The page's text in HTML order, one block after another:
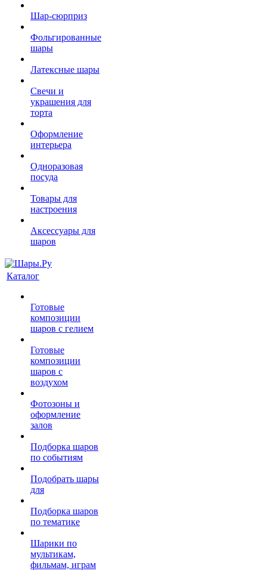
Шар-сюрприз
Фольгированные
шары
Латексные шары
Свечи и
украшения для
торта
Оформление
интерьера
Одноразовая
посуда
Товары для
настроения
Аксессуары для
шаров
Каталог
Готовые
композиции
шаров с гелием
Готовые
композиции
шаров с
воздухом
Фотозоны и
оформление
залов
Подборка шаров
по событиям
Подобрать шары
для
Подборка шаров
по тематике
Шарики по
мультикам,
фильмам, играм